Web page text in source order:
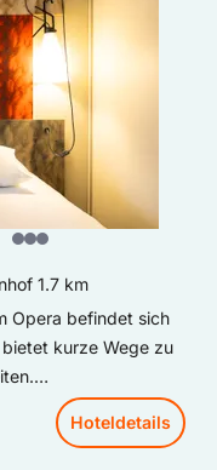
1.7 km
Opera befindet sich
kurze Wege zu
klimatisiert. WLAN
zur Verfügung.
Hoteldetails